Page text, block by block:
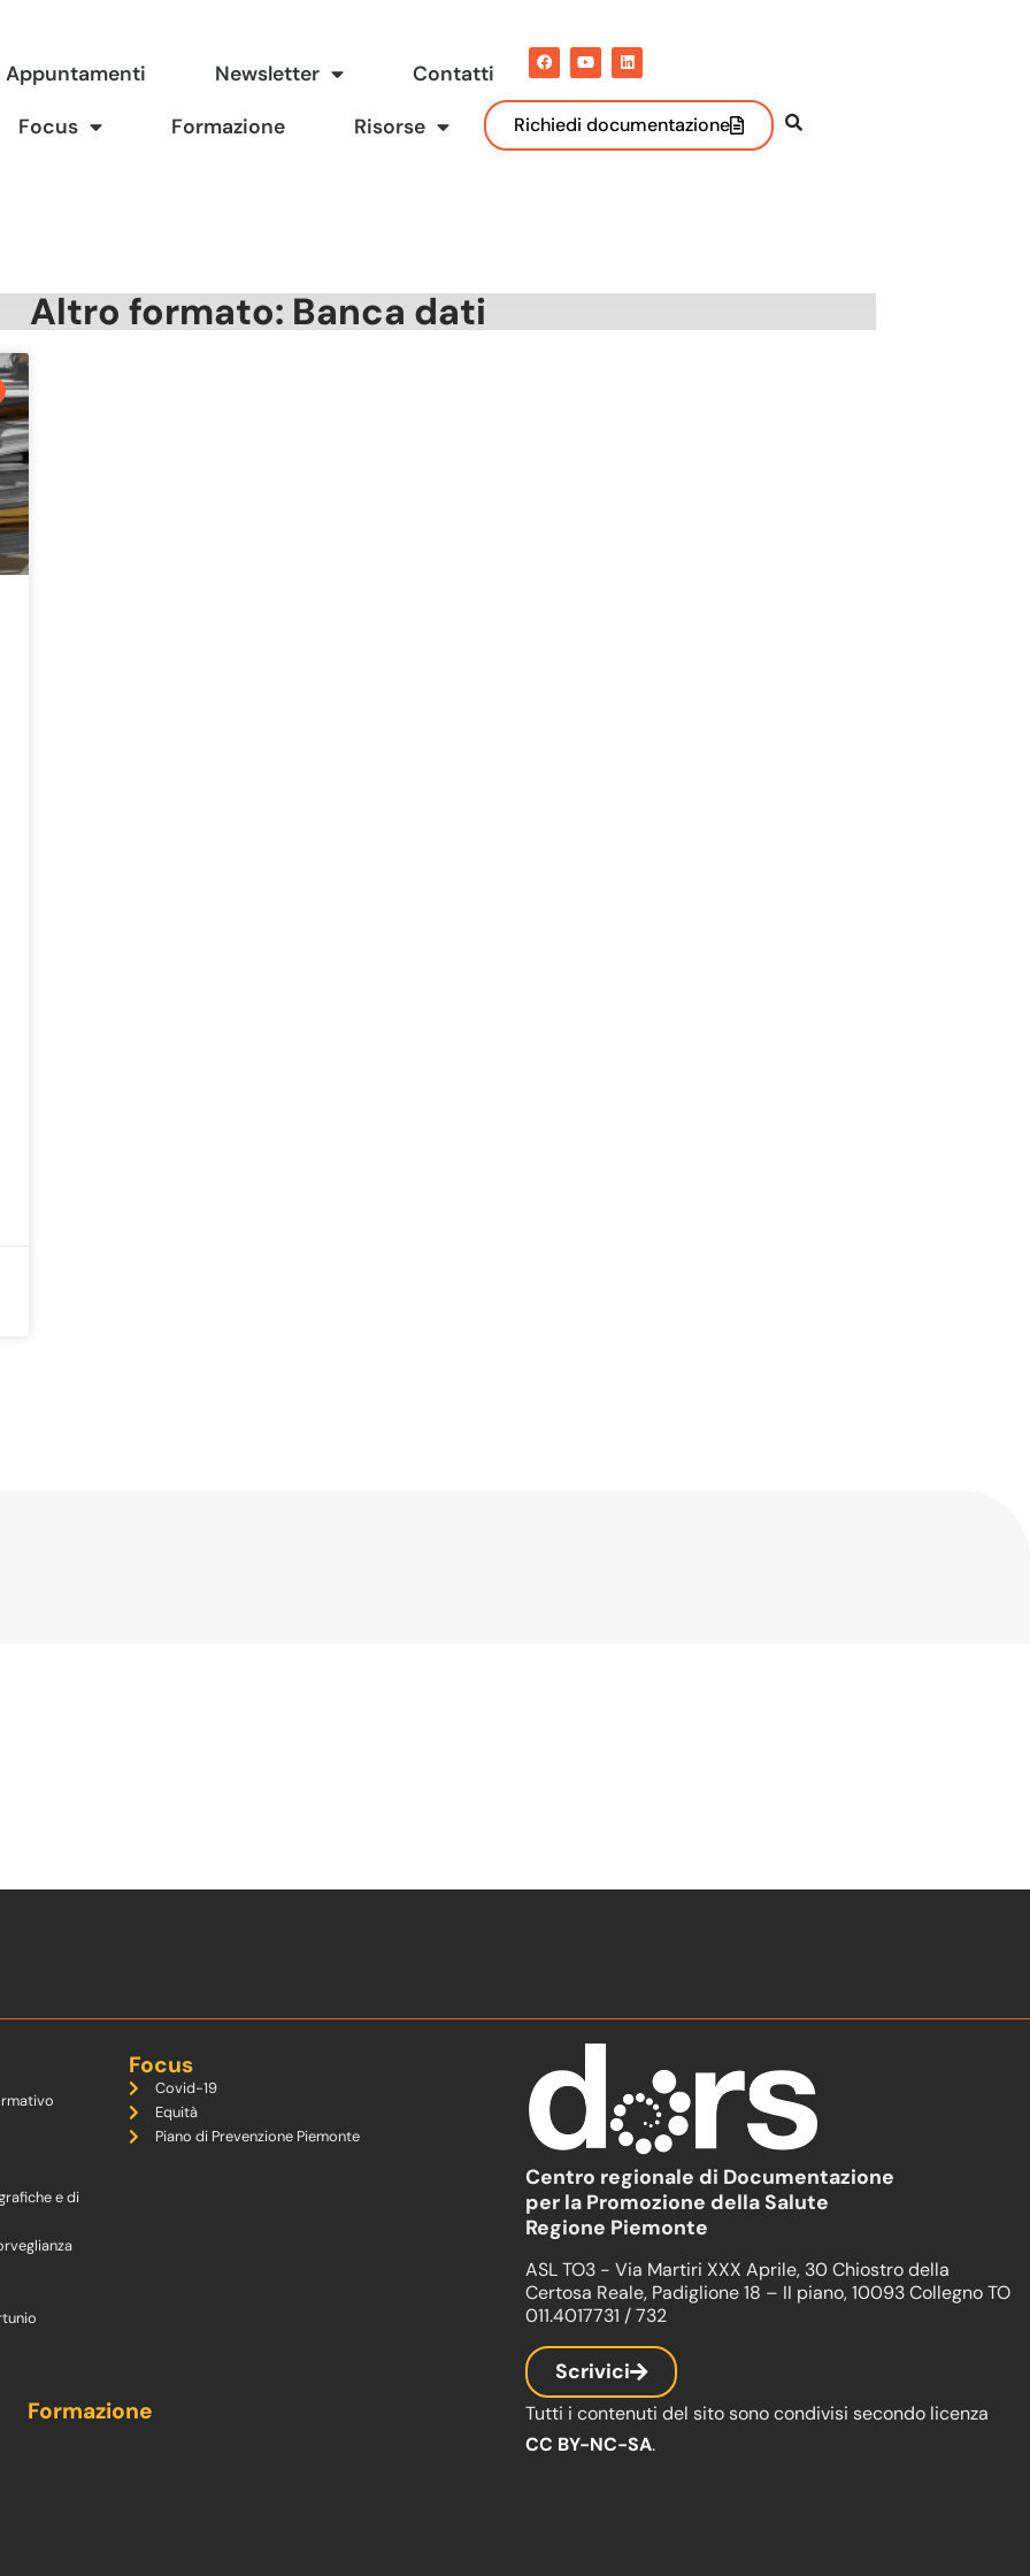
Appuntamenti Newsletter Contatti
Focus Formazione Risorse Richiedi documentazione
Altro formato: Banca dati
e di
Focus
Covid-19
Equità
Piano di Prevenzione Piemonte
Formazione
Centro regionale di Documentazione
per la Promozione della Salute
Regione Piemonte
ASL TO3 - Via Martiri XXX Aprile, 30 Chiostro della
Certosa Reale, Padiglione 18 – II piano, 10093 Collegno TO
011.4017731 / 732
Scrivici
Tutti i contenuti del sito sono condivisi secondo licenza
CC BY-NC-SA.